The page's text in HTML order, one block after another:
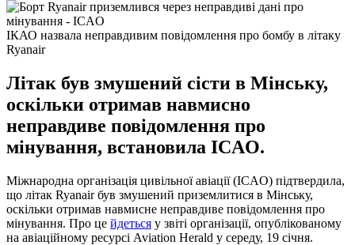
ІКАО назвала неправдивим повідомлення про бомбу в літаку
Ryanair
Літак був змушений сісти в Мінську,
оскільки отримав навмисно
неправдиве повідомлення про
мінування, встановила ICAO.
Міжнародна організація цивільної авіації (ICAO) підтвердила,
що літак Ryanair був змушений приземлитися в Мінську,
оскільки отримав навмисне неправдиве повідомлення про
мінування. Про це йдеться у звіті організації, опублікованому
на авіаційному ресурсі Aviation Herald у середу, 19 січня.